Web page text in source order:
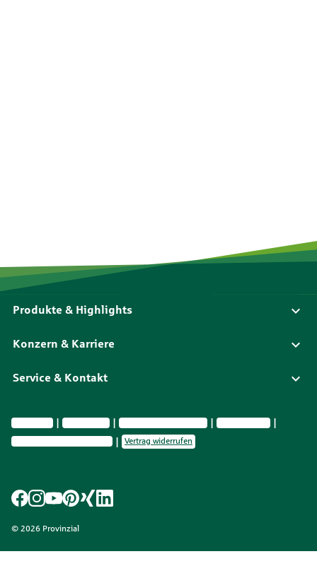
Produkte & Highlights
Konzern & Karriere
Service & Kontakt
Impressum Datenschutz Vermittlerinformationen
Nachhaltigkeit
Privatsphäre-Einstellungen
Vertrag widerrufen